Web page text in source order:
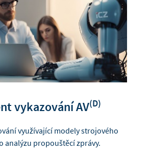
vykazování AV(D)
využívající modely strojového
analýzu propouštěcí zprávy.